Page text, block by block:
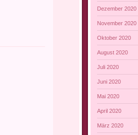
Dezember 2020
November 2020
Oktober 2020
August 2020
Juli 2020
Juni 2020
Mai 2020
April 2020
März 2020